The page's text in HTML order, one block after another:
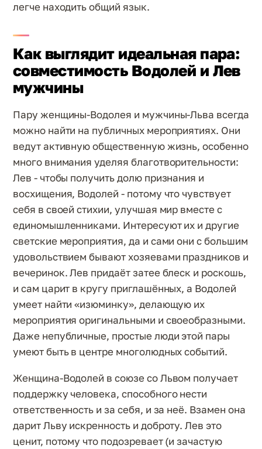
легче находить общий язык.
Как выглядит идеальная пара:
совместимость Водолей и Лев
мужчины
Пару женщины-Водолея и мужчины-Льва всегда
можно найти на публичных мероприятиях. Они
ведут активную общественную жизнь, особенно
много внимания уделяя благотворительности:
Лев - чтобы получить долю признания и
восхищения, Водолей - потому что чувствует
себя в своей стихии, улучшая мир вместе с
единомышленниками. Интересуют их и другие
светские мероприятия, да и сами они с большим
удовольствием бывают хозяевами праздников и
вечеринок. Лев придаёт затее блеск и роскошь,
и сам царит в кругу приглашённых, а Водолей
умеет найти «изюминку», делающую их
мероприятия оригинальными и своеобразными.
Даже непубличные, простые люди этой пары
умеют быть в центре многолюдных событий.
Женщина-Водолей в союзе со Львом получает
поддержку человека, способного нести
ответственность и за себя, и за неё. Взамен она
дарит Льву искренность и доброту. Лев это
ценит, потому что подозревает (и зачастую